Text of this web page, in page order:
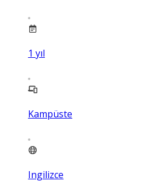
1 yıl
Kampüste
Ingilizce